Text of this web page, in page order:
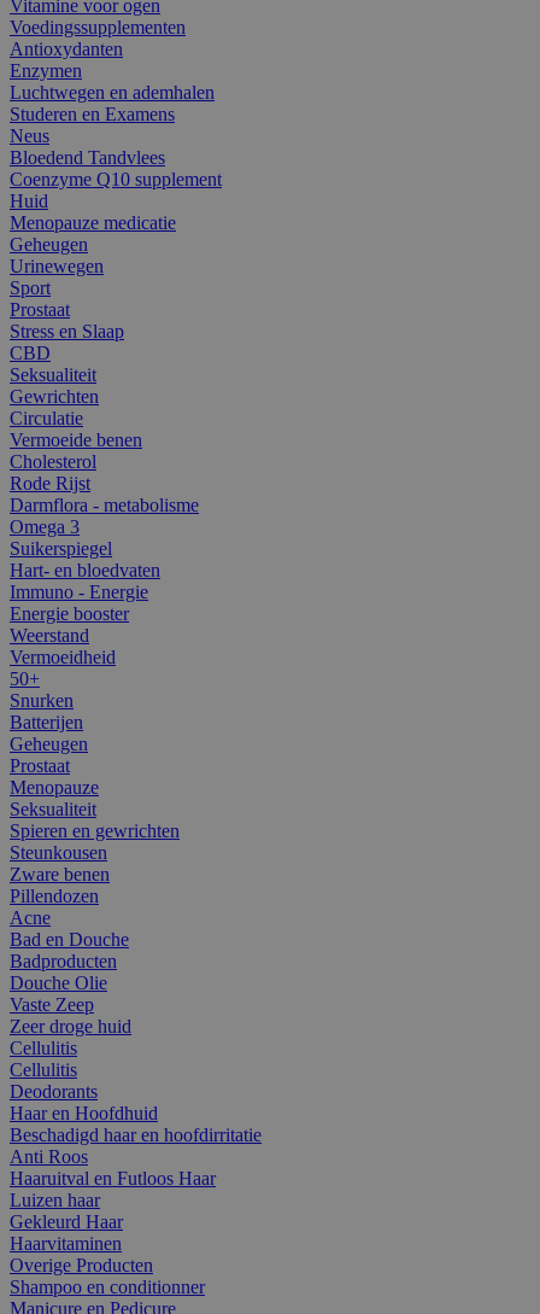
Vitamine voor ogen
Voedingssupplementen
Antioxydanten
Enzymen
Luchtwegen en ademhalen
Studeren en Examens
Neus
Bloedend Tandvlees
Coenzyme Q10 supplement
Huid
Menopauze medicatie
Geheugen
Urinewegen
Sport
Prostaat
Stress en Slaap
CBD
Seksualiteit
Gewrichten
Circulatie
Vermoeide benen
Cholesterol
Rode Rijst
Darmflora - metabolisme
Omega 3
Suikerspiegel
Hart- en bloedvaten
Immuno - Energie
Energie booster
Weerstand
Vermoeidheid
50+
Snurken
Batterijen
Geheugen
Prostaat
Menopauze
Seksualiteit
Spieren en gewrichten
Steunkousen
Zware benen
Pillendozen
Acne
Bad en Douche
Badproducten
Douche Olie
Vaste Zeep
Zeer droge huid
Cellulitis
Cellulitis
Deodorants
Haar en Hoofdhuid
Beschadigd haar en hoofdirritatie
Anti Roos
Haaruitval en Futloos Haar
Luizen haar
Gekleurd Haar
Haarvitaminen
Overige Producten
Shampoo en conditionner
Manicure en Pedicure